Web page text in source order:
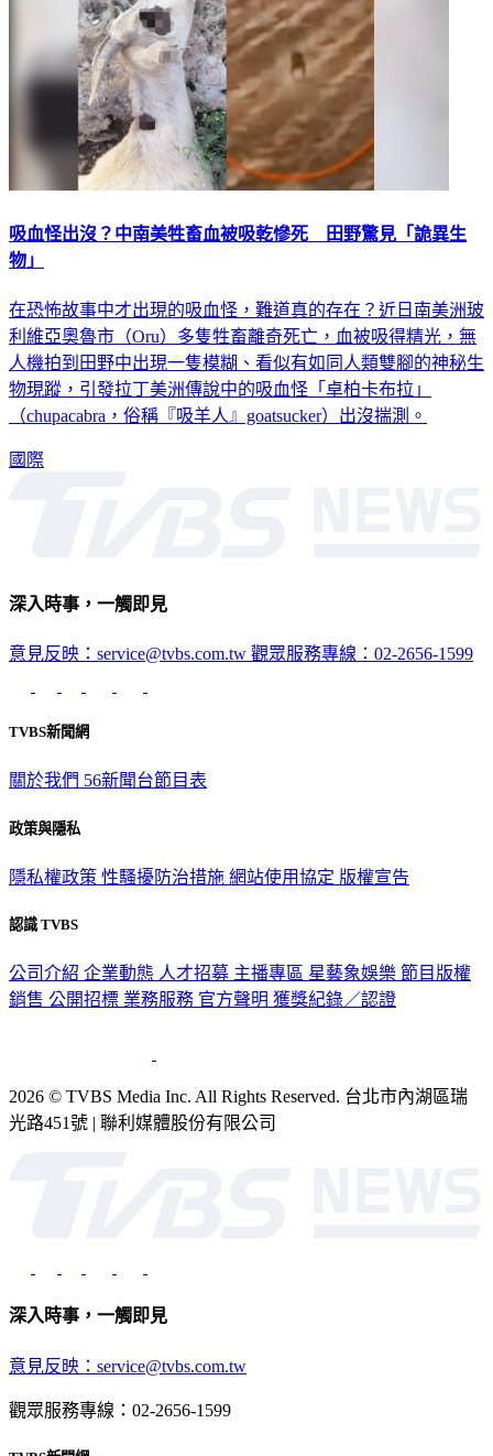
吸血怪出沒？中南美牲畜血被吸乾慘死 田野驚見「詭異生
物」
在恐怖故事中才出現的吸血怪，難道真的存在？近日南美洲玻
利維亞奧魯市（Oru）多隻牲畜離奇死亡，血被吸得精光，無
人機拍到田野中出現一隻模糊、看似有如同人類雙腳的神秘生
物現蹤，引發拉丁美洲傳說中的吸血怪「卓柏卡布拉」
（chupacabra，俗稱『吸羊人』goatsucker）出沒揣測。
國際
深入時事，一觸即見
意見反映：service@tvbs.com.tw 觀眾服務專線：02-2656-1599
TVBS新聞網
關於我們 56新聞台節目表
政策與隱私
隱私權政策 性騷擾防治措施 網站使用協定 版權宣告
認識 TVBS
公司介紹 企業動態 人才招募 主播專區 星藝象娛樂 節目版權
銷售 公開招標 業務服務 官方聲明 獲獎紀錄／認證
2026 © TVBS Media Inc. All Rights Reserved. 台北市內湖區瑞
光路451號 | 聯利媒體股份有限公司
深入時事，一觸即見
意見反映：service@tvbs.com.tw
觀眾服務專線：02-2656-1599